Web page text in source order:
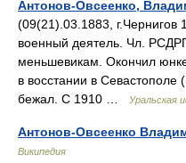
Антонов-Овсеенко,
(09(21).03.1883,
военный деятель. Чл.
меньшевикам. Окончил
в восстании в
бежал. С 1910 …
Уральская
Антонов-Овсеенко
Википедия